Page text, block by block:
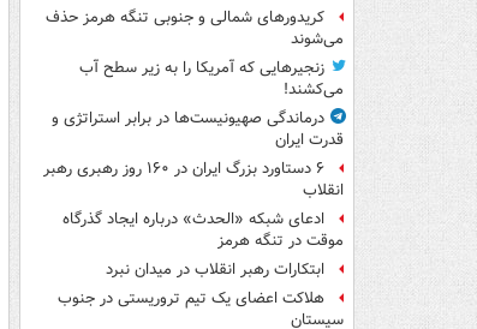
کریدورهای شمالی و جنوبی تنگه هرمز حذف
می‌شوند
زنجیرهایی که آمریکا را به زیر سطح آب
می‌کشند!
درماندگی صهیونیست‌ها در برابر استراتژی و
قدرت ایران
۶ دستاورد بزرگ ایران در ۱۶۰ روز رهبری رهبر
انقلاب
ادعای شبکه «الحدث» درباره ایجاد گذرگاه
موقت در تنگه هرمز
ابتکارات رهبر انقلاب در میدان نبرد
هلاکت اعضای یک تیم تروریستی در جنوب
سیستان